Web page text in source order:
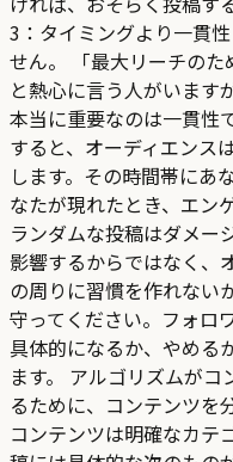
3：タイミングより一貫
せん。 「最大リーチのた
と熱心に言う人がいます
本当に重要なのは一貫性
すると、オーディエンス
します。その時間帯にあ
なたが現れたとき、エン
ランダムな投稿はダメー
影響するからではなく、
の周りに習慣を作れない
守ってください。フォロ
具体的になるか、やめる
ます。 アルゴリズムが
るために、コンテンツを
コンテンツは明確なカテ